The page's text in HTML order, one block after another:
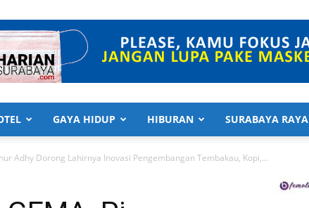
GAYA HIDUP HIBURAN SURABAYA RAYA
Adhy Dorong Lahirnya Inovasi Pengembangan Tembakau, Kopi,...